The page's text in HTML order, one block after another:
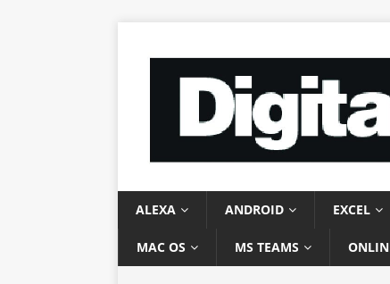
ALEXA ANDROID EXCEL
MAC OS MS TEAMS